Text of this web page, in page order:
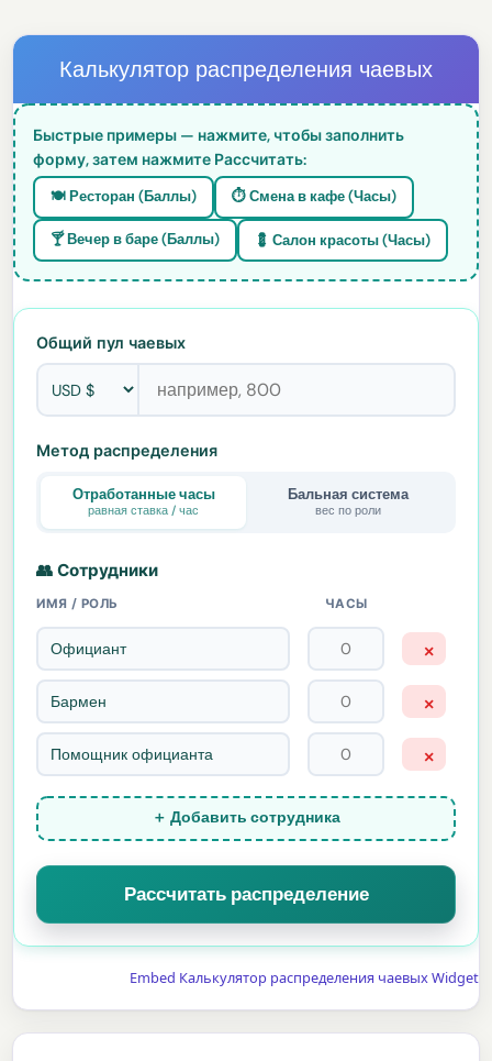
Калькулятор распределения чаевых
Быстрые примеры — нажмите, чтобы заполнить
форму, затем нажмите Рассчитать:
🍽️ Ресторан (Баллы) ⏱️ Смена в кафе (Часы)
🍸 Вечер в баре (Баллы) 💈 Салон красоты (Часы)
Общий пул чаевых
Метод распределения
Отработанные часы
равная ставка / час
Бальная система
вес по роли
👥 Сотрудники
ИМЯ / РОЛЬ ЧАСЫ
×
×
×
＋ Добавить сотрудника
Рассчитать распределение
Embed Калькулятор распределения чаевых Widget